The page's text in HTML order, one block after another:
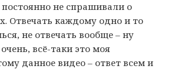
не спрашивали о
Отвечать каждому одно и то
не отвечать вообще – ну
всё-таки это моя
данное видео – ответ всем и